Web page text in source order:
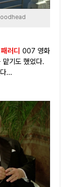
패러디 007 영화
기도 했었다.
...